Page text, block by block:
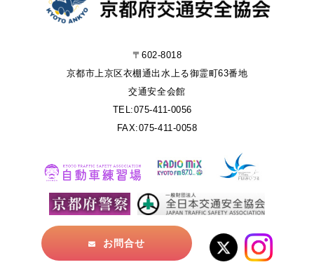
〒602-8018
京都市上京区衣棚通出水上る御霊町63番地
交通安全会館
TEL:075-411-0056
FAX:075-411-0058
お問合せ